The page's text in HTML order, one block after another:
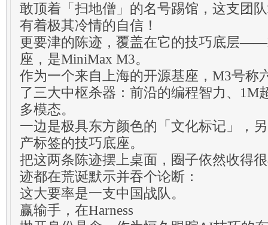
敢顶着「扫地僧」的名号踢馆，这支团
有着极其冷情的自信！
更要津的陈迹，覆盖在它的技巧底层
座，是MiniMax M3。
作为一个来自上海的开源基座，M3号称
了三大中枢杀器：前沿的编程智力、1M
多模态。
一边是极具东方颜色的「文化标记」，
产标签的技巧底座。
把这两条陈迹摆上桌面，圈子依然收得
迹都在荒诞默示并吞个论断：
这大要率是一支中国战队。
赢输手，在Harness